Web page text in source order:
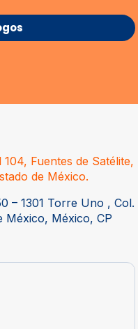
104, Fuentes de Satélite,
de México.
– 1301 Torre Uno , Col.
México, México, CP